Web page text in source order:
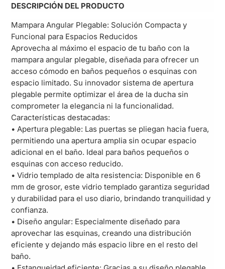
DESCRIPCIÓN DEL PRODUCTO
Mampara Angular Plegable: Solución Compacta y
Funcional para Espacios Reducidos
Aprovecha al máximo el espacio de tu baño con la
mampara angular plegable, diseñada para ofrecer un
acceso cómodo en baños pequeños o esquinas con
espacio limitado. Su innovador sistema de apertura
plegable permite optimizar el área de la ducha sin
comprometer la elegancia ni la funcionalidad.
Características destacadas:
• Apertura plegable: Las puertas se pliegan hacia fuera,
permitiendo una apertura amplia sin ocupar espacio
adicional en el baño. Ideal para baños pequeños o
esquinas con acceso reducido.
• Vidrio templado de alta resistencia: Disponible en 6
mm de grosor, este vidrio templado garantiza seguridad
y durabilidad para el uso diario, brindando tranquilidad y
confianza.
• Diseño angular: Especialmente diseñado para
aprovechar las esquinas, creando una distribución
eficiente y dejando más espacio libre en el resto del
baño.